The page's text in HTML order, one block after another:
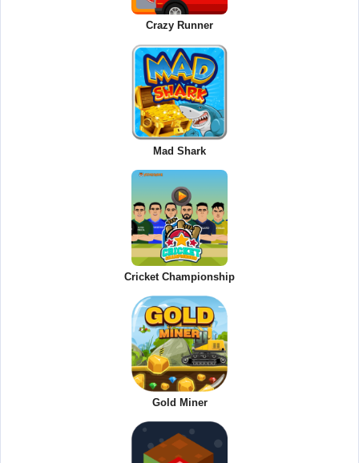
Crazy Runner
Mad Shark
Cricket Championship
Gold Miner